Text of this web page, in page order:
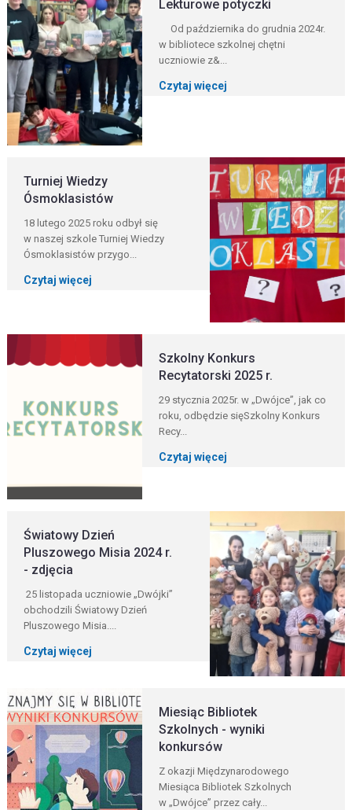
Lekturowe potyczki
Od października do grudnia 2024r.
w bibliotece szkolnej chętni
uczniowie z&...
Czytaj więcej
Turniej Wiedzy
Ósmoklasistów
18 lutego 2025 roku odbył się
w naszej szkole Turniej Wiedzy
Ósmoklasistów przygo...
Czytaj więcej
Szkolny Konkurs
Recytatorski 2025 r.
29 stycznia 2025r. w „Dwójce”, jak co
roku, odbędzie sięSzkolny Konkurs
Recy...
Czytaj więcej
Światowy Dzień
Pluszowego Misia 2024 r.
- zdjęcia
25 listopada uczniowie „Dwójki”
obchodzili Światowy Dzień
Pluszowego Misia....
Czytaj więcej
Miesiąc Bibliotek
Szkolnych - wyniki
konkursów
Z okazji Międzynarodowego
Miesiąca Bibliotek Szkolnych
w „Dwójce” przez cały...